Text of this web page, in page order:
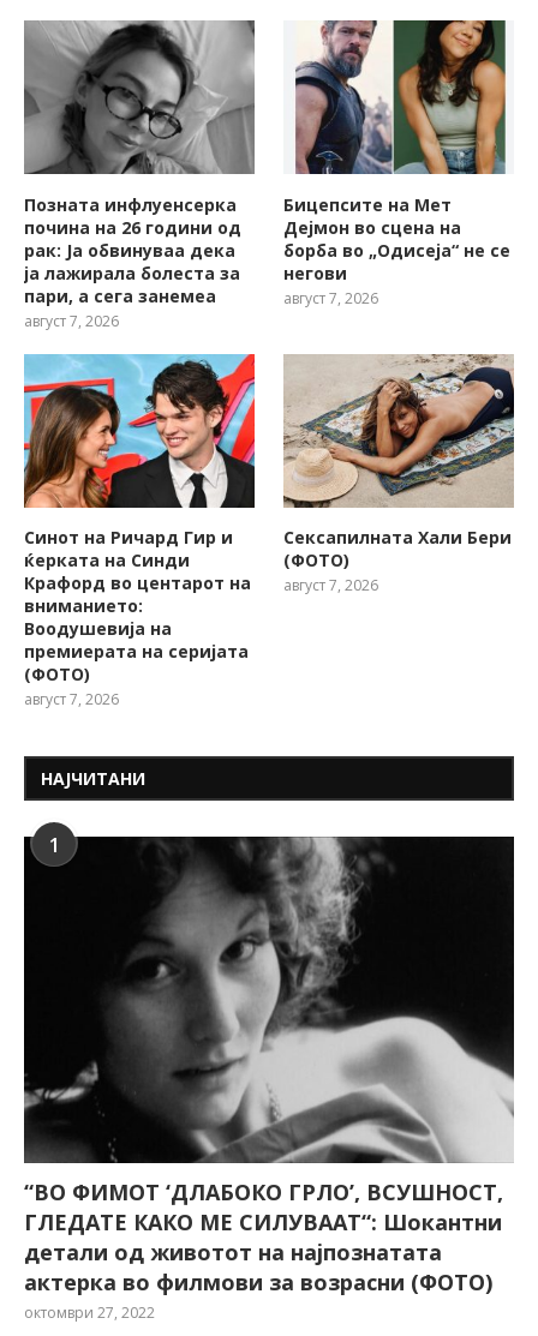
Позната инфлуенсерка
почина на 26 години од
рак: Ја обвинуваа дека
ја лажирала болеста за
пари, а сега занемеа
август 7, 2026
Бицепсите на Мет
Дејмон во сцена на
борба во „Одисеја“ не се
негови
август 7, 2026
Синот на Ричард Гир и
ќерката на Синди
Крафорд во центарот на
вниманието:
Воодушевија на
премиерата на серијата
(ФОТО)
август 7, 2026
Сексапилната Хали Бери
(ФОТО)
август 7, 2026
НАЈЧИТАНИ
1
“ВО ФИМОТ ‘ДЛАБОКО ГРЛО’, ВСУШНОСТ,
ГЛЕДАТЕ КАКО МЕ СИЛУВААТ“: Шокантни
детали од животот на најпознатата
актерка во филмови за возрасни (ФОТО)
октомври 27, 2022